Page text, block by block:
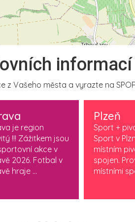
informací
z Vašeho města a vyrazte na
je region
!!! Zážitkem jsou
akce v
2026. Fotbal v
hraje ...
Plzeň
Sport +
Sport v
místním
spojen.
místními